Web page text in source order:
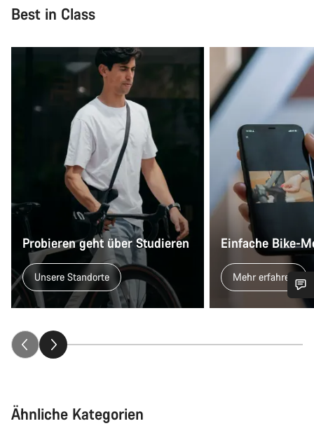
Best in Class
Probieren geht über Studieren
Unsere Standorte
Einfache Bike-
Mehr erfahren
Ähnliche Kategorien
Benötigst du Hilfe?
Unsere Experten stehen dir jetzt im Chat zur Verfügung.